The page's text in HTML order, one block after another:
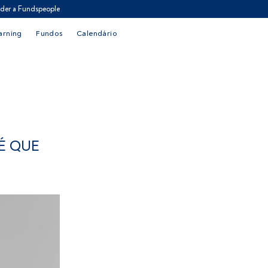
a Fundspeople
Fundos Calendário
QUE